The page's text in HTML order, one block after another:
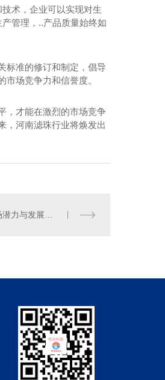
术，企业可以实现对生
管理，..产品质量始终如
标准的修订和制定，倡导
场竞争力和信誉度。
，才能在激烈的市场竞争
，河南滤珠行业将焕发出
河南滤珠供需情况分析：市场潜力与发展空间解读